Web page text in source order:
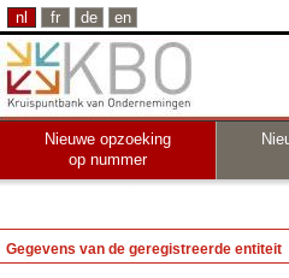
nl fr de en
Nieuwe opzoeking
op nummer
Gegevens van de geregistreerde entiteit